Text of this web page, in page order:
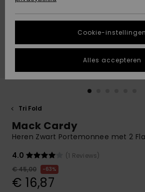
Highlights
Highlights
gesprek om het
snelste
vraag te
krijgen.
Gesprek
de meest
vragen en ons
contactformulier.
DUURZAAMHEID
STORE LOCATOR
VERLANGLIJST
Tri Fold
Mack Cardy
Heren Zwart Portemonnee met 2
4.0
(1 Reviews)
€ 45,00
63%
€ 16,87
Cookie-instellingen
Alles accepteren